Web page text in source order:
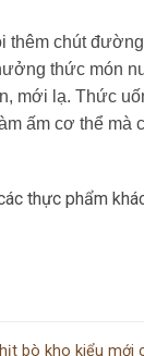
thêm chút
thức món
mới lạ. Thức
ấm cơ thể mà
thực phẩm
bò kho kiểu mới